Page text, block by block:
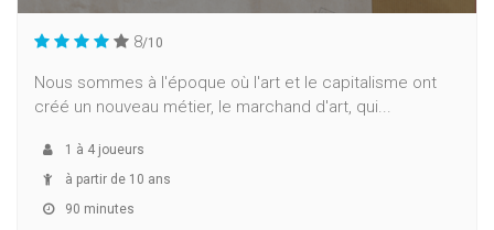
8/10
Nous sommes à l'époque où l'art et le capitalisme ont
créé un nouveau métier, le marchand d'art, qui...
1 à 4 joueurs
à partir de 10 ans
90 minutes